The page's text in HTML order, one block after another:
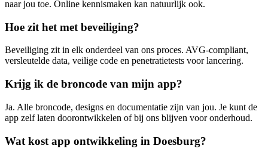
naar jou toe. Online kennismaken kan natuurlijk ook.
Hoe zit het met beveiliging?
Beveiliging zit in elk onderdeel van ons proces. AVG-compliant,
versleutelde data, veilige code en penetratietests voor lancering.
Krijg ik de broncode van mijn app?
Ja. Alle broncode, designs en documentatie zijn van jou. Je kunt de
app zelf laten doorontwikkelen of bij ons blijven voor onderhoud.
Wat kost app ontwikkeling in Doesburg?